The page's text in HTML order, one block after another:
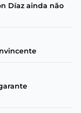
Díaz ainda não